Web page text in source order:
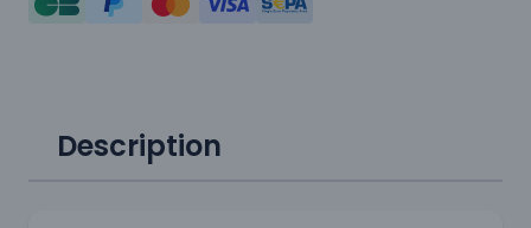
Description